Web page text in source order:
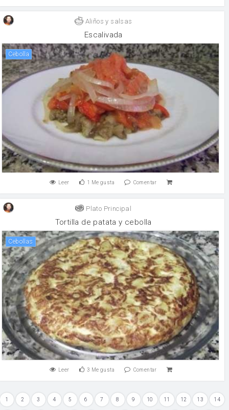
Aliños y salsas
Escalivada
cebolla
Leer 1 Me gusta Comentar
Plato Principal
Tortilla de patata y cebolla
Cebollas
Leer 3 Me gusta Comentar
1 2 3 4 5 6 7 8 9 10 11 12 13 14